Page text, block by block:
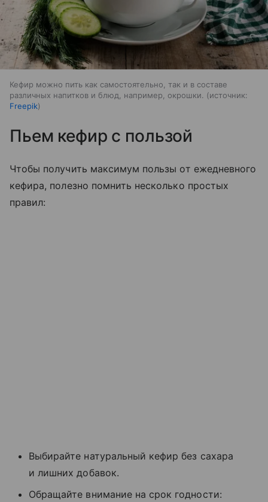
Кефир можно пить как самостоятельно, так и в составе
различных напитков и блюд, например, окрошки.
источник:
Freepik
Пьем кефир с пользой
Чтобы получить максимум пользы от ежедневного
кефира, полезно помнить несколько простых
правил:
Выбирайте натуральный кефир без сахара
и лишних добавок.
Обращайте внимание на срок годности: